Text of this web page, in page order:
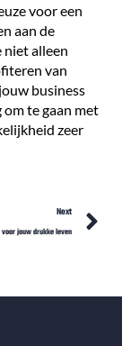
voor een
aan de
niet alleen
van
business
te gaan met
zeer
Next
voor jouw drukke leven